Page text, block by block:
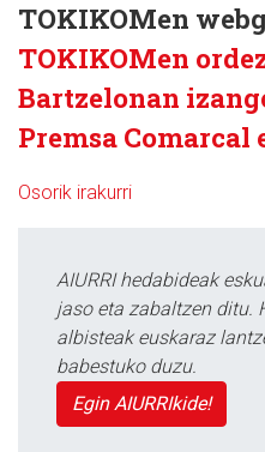
TOKIKOMen
TOKIKOMen
Bartzelonan
Premsa
Osorik irakurri
AIURRI hedabideak
jaso eta zabaltzen ditu.
albisteak euskaraz
babestuko duzu.
Egin AIURRIkide!